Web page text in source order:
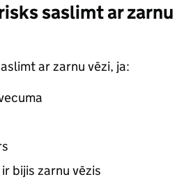
saslimt ar zarnu
ar zarnu vēzi, ja:
bijis zarnu vēzis